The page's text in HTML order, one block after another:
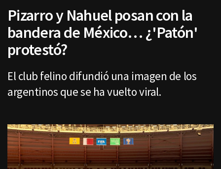
Pizarro y Nahuel posan con la
bandera de México… ¿'Patón'
protestó?
El club felino difundió una imagen de los
argentinos que se ha vuelto viral.